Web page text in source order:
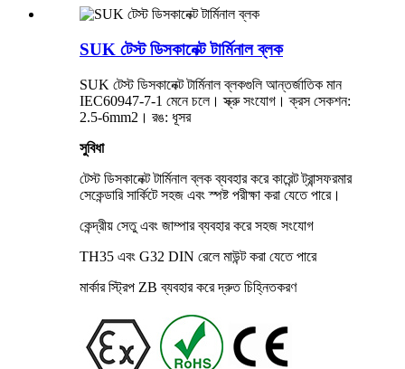
SUK টেস্ট ডিসকানেক্ট টার্মিনাল ব্লক
SUK টেস্ট ডিসকানেক্ট টার্মিনাল ব্লকগুলি আন্তর্জাতিক মান
IEC60947-7-1 মেনে চলে। স্ক্রু সংযোগ। ক্রস সেকশন:
2.5-6mm2। রঙ: ধূসর
সুবিধা
টেস্ট ডিসকানেক্ট টার্মিনাল ব্লক ব্যবহার করে কারেন্ট ট্রান্সফরমার
সেকেন্ডারি সার্কিটে সহজ এবং স্পষ্ট পরীক্ষা করা যেতে পারে।
কেন্দ্রীয় সেতু এবং জাম্পার ব্যবহার করে সহজ সংযোগ
TH35 এবং G32 DIN রেলে মাউন্ট করা যেতে পারে
মার্কার স্ট্রিপ ZB ব্যবহার করে দ্রুত চিহ্নিতকরণ